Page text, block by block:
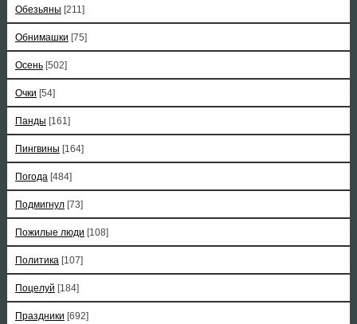
Обезьяны [211]
Обнимашки [75]
Осень [502]
Очки [54]
Панды [161]
Пингвины [164]
Погода [484]
Подмигнул [73]
Пожилые люди [108]
Политика [107]
Поцелуй [184]
Праздники [692]